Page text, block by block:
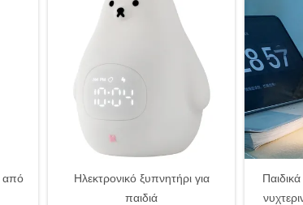
από
Ηλεκτρονικό ξυπνητήρι για
παιδιά